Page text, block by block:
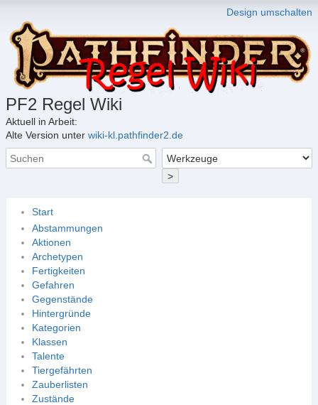
Design umschalten
PF2 Regel Wiki
Aktuell in Arbeit:
Alte Version unter wiki-kl.pathfinder2.de
>
Start
Abstammungen
Aktionen
Archetypen
Fertigkeiten
Gefahren
Gegenstände
Hintergründe
Kategorien
Klassen
Talente
Tiergefährten
Zauberlisten
Zustände